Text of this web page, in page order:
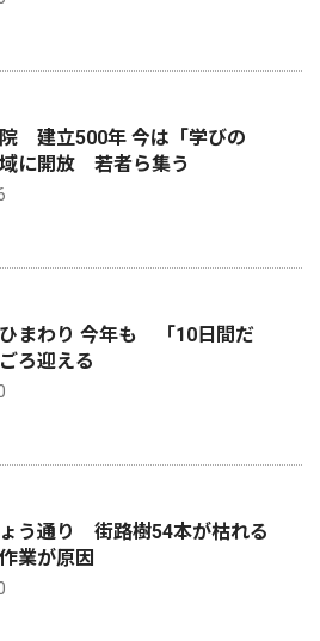
建立500年 今は「学びの
に開放 若者ら集う
まわり 今年も 「10日間だ
ろ迎える
う通り 街路樹54本が枯れる
業が原因